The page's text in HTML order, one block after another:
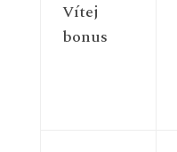
Vítej
bonus